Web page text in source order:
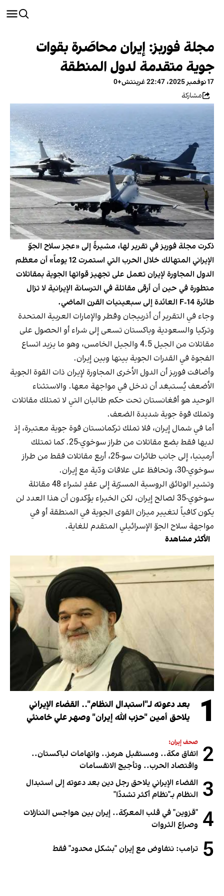
مجلة فوربز: إيران محاصَرة بقوات
جوية متقدمة لدول المنطقة
17 نوفمبر 2025، 22:47 غرينتش+0
مشاركة
ذكرت مجلة فوربز في تقرير لها، مشيرةً إلى «عجز سلاح الجوّ
الإيراني المتهالك خلال الحرب التي استمرت 12 يوماً» أن معظم
الدول المجاورة لإيران تعمل على تجهيز قواتها الجوية بمقاتلات
متطورة في حين أن أرقى مقاتلة في الترسانة الإيرانية لا تزال
طائرة F-14 العائدة إلى سبعينيات القرن الماضي.
وجاء في التقرير أن أذربيجان وقطر والإمارات العربية المتحدة
وتركيا والسعودية وباكستان تسعى إلى شراء أو الحصول على
مقاتلات من الجيل 4.5 والجيل الخامس، وهو ما يزيد اتساع
الفجوة في القدرات الجوية بينها وبين إيران.
وأضافت فوربز أن الدول الأخرى المجاورة لإيران ذات القوة الجوية
الأضعف يُستبعَد أن تدخل في مواجهة معها. والاستثناء
الوحيد هو أفغانستان تحت حكم طالبان التي لا تمتلك مقاتلات
وتملك قوة جوية شديدة الضعف.
أما في شمال إيران، فلا تملك تركمانستان قوة جوية معتبرة، إذ
لديها فقط بضع مقاتلات من طراز سوخوي-25. كما تمتلك
أرمينيا، إلى جانب طائرات سو-25، أربع مقاتلات فقط من طراز
سوخوي-30، وتحافظ على علاقات ودّية مع إيران.
وتشير الوثائق الروسية المسرّبة إلى عقدٍ لشراء 48 مقاتلة
سوخوي-35 لصالح إيران، لكن الخبراء يؤكدون أن هذا العدد لن
يكون كافياً لتغيير ميزان القوى الجوية في المنطقة أو في
مواجهة سلاح الجوّ الإسرائيلي المتقدم للغاية.
الأكثر مشاهدة
1
بعد دعوته لـ"استبدال النظام".. القضاء الإيراني
يلاحق أمين "حزب الله إيران" وصهر علي خامنئي
2 صحف إيران:
اتفاق مكة.. ومستقبل هرمز.. واتهامات لباكستان..
واقتصاد الحرب.. وتأجيج الانقسامات
3 القضاء الإيراني يلاحق رجل دين بعد دعوته إلى استبدال
النظام بـ"نظام أكثر تشددًا"
4 "قزوين" في قلب المعركة.. إيران بين هواجس التنازلات
وصراع الثروات
5 ترامب: نتفاوض مع إيران "بشكل محدود" فقط